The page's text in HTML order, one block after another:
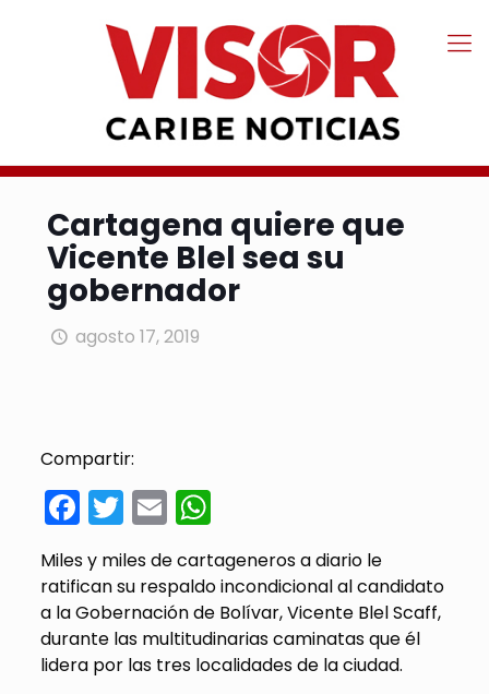
Cartagena quiere que
Vicente Blel sea su
gobernador
agosto 17, 2019
Compartir:
Facebook
Twitter
EmailWhatsApp
Miles y miles de cartageneros a diario le
ratifican su respaldo incondicional al candidato
a la Gobernación de Bolívar, Vicente Blel Scaff,
durante las multitudinarias caminatas que él
lidera por las tres localidades de la ciudad.